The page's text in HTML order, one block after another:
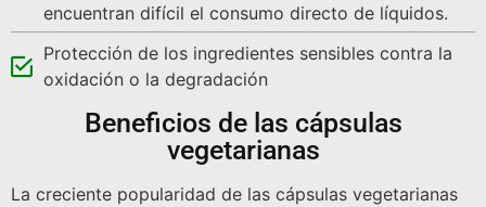
encuentran difícil el consumo directo de líquidos.
Protección de los ingredientes sensibles contra la
oxidación o la degradación
Beneficios de las cápsulas
vegetarianas
La creciente popularidad de las cápsulas vegetarianas